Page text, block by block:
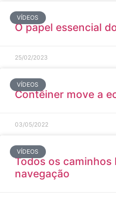
VÍDEOS
O papel essencial
25/02/2023
VÍDEOS
Contêiner move a
03/05/2022
VÍDEOS
Todos os caminhos
navegação